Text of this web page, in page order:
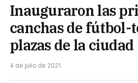
Inauguraron las
canchas de fútbol-
plazas de la ciudad
4 de julio de 2021